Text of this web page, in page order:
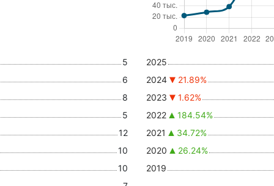
5
6
8
5
12
10
10
2025
2024
21.89%
2023
1.62%
2022
184.54%
2021
34.72%
2020
26.24%
2019